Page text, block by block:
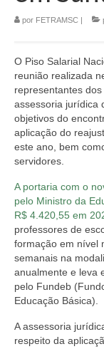
CONTATO
por FETRAMSC |
O Piso Salarial
reunião realizada
representantes
assessoria jurídica
objetivos do
aplicação do
este ano, bem
servidores.
A portaria com o
pelo Ministro da
R$ 4.420,55 em
professores de
formação em nível
semanais na
anualmente e leva
pelo Fundeb
Educação Básica).
A assessoria
respeito da